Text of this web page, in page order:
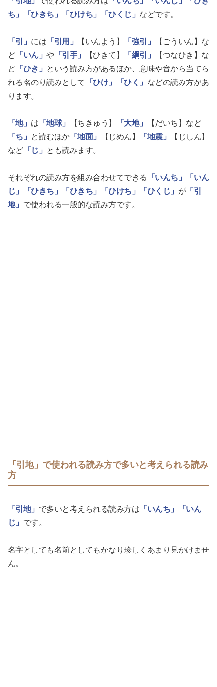
ち」
「ひきち」 「ひけち」 「ひくじ」 などです。
「引」 には 「引用」 【いんよう】 「強引」
【ごういん】な
ど 「いん」 や 「引手」 【ひきて】 「綱引」
【つなひき】な
ど 「ひき」
という読み方があるほか、意味や音から当てら
れる名のり読みとして
「ひけ」 「ひく」 などの読み方があ
ります。
「地」 は 「地球」 【ちきゅう】 「大地」
【だいち】など
「ち」
と読むほか 「地面」 【じめん】 「地震」
【じしん】
など 「じ」 とも読みます。
それぞれの読み方を組み合わせてできる 「いんち」
「いん
じ」
「ひきち」 「ひきち」 「ひけち」 「ひくじ」 が 「引
地」 で使われる一般的な読み方です。
「引地」で使われる読み方で多いと考えられる読み
方
「引地」 で多いと考えられる読み方は 「いんち」
「いん
じ」 です。
名字としても名前としてもかなり珍しくあまり見かけませ
ん。